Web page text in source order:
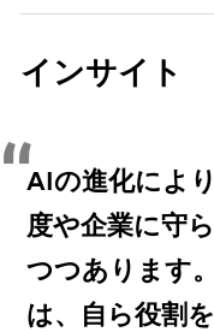
インサイト
AIの進化によ
度や企業に守
つつあります
は、自ら役割